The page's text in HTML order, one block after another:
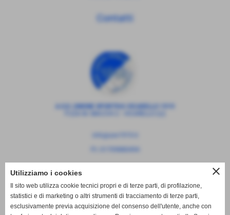
Contatti
close
Utilizziamo i cookies
Il sito web utilizza cookie tecnici propri e di terze parti, di profilazione,
statistici e di marketing o altri strumenti di tracciamento di terze parti,
esclusivamente previa acquisizione del consenso dell'utente, anche con